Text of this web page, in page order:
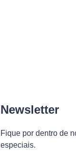
Newsletter
Fique por dentro de
especiais.